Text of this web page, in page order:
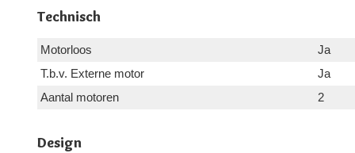
Technisch
Motorloos
Ja
T.b.v. Externe motor
Ja
Aantal motoren
2
Design